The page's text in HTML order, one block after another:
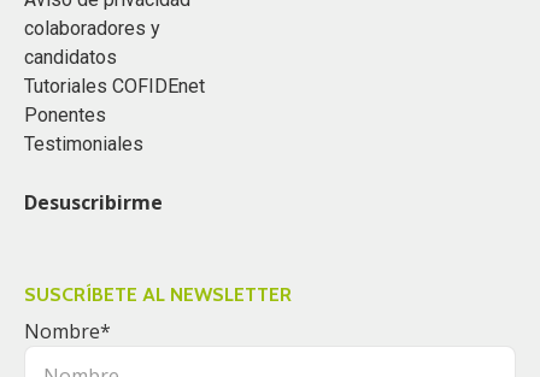
colaboradores y
candidatos
Tutoriales COFIDEnet
Ponentes
Testimoniales
Desuscribirme
SUSCRÍBETE AL NEWSLETTER
Nombre*